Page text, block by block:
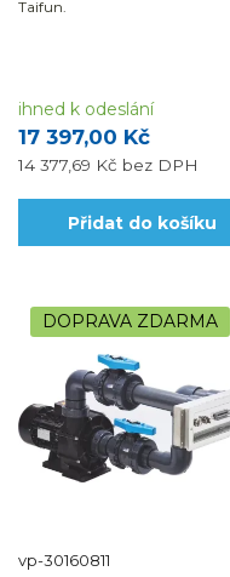
Taifun.
17 397,00 Kč
14 377,69 Kč bez DPH
ihned k odeslání
Přidat do košíku
DOPRAVA ZDARMA
vp-30160811